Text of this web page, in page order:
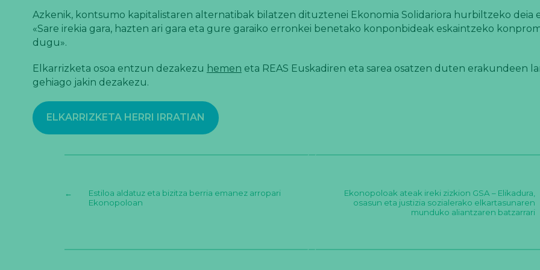
Azkenik, kontsumo kapitalistaren alternatibak bilatzen dituztenei Ekonomia Solidariora hurbiltzeko deia
«Sare irekia gara, hazten ari gara eta gure garaiko erronkei benetako konponbideak eskaintzeko
dugu».
Elkarrizketa osoa entzun dezakezu hemen eta REAS Euskadiren eta sarea osatzen duten erakundeen
gehiago jakin dezakezu.
ELKARRIZKETA HERRI IRRATIAN
←
Estiloa aldatuz eta bizitza berria emanez arropari
Ekonopoloan
Ekonopoloak ateak ireki zizkion GSA – Elikadura,
osasun eta justizia sozialerako elkartasunaren
munduko aliantzaren batzarrari